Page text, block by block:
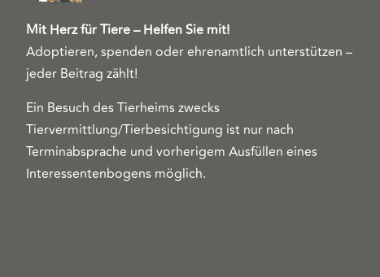
Mit Herz für Tiere – Helfen Sie mit!
Adoptieren, spenden oder ehrenamtlich unterstützen –
jeder Beitrag zählt!
Ein Besuch des Tierheims zwecks
Tiervermittlung/Tierbesichtigung ist nur nach
Terminabsprache und vorherigem Ausfüllen eines
Interessentenbogens möglich.